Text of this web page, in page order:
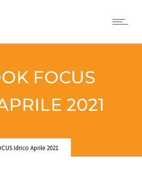
FOCUS
2021
Idrico Aprile 2021